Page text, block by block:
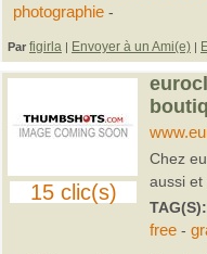
photographie -
Par figirla | Envoyer à un Ami(e) |
15 clic(s)
Chez
aussi et
TAG(S):
free-